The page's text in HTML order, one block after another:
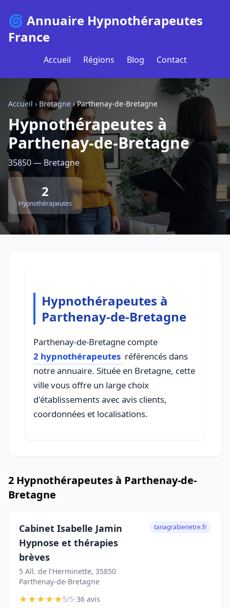
🌀 Annuaire Hypnothérapeutes
France
Accueil Régions Blog Contact
Accueil › Bretagne ›Parthenay-de-Bretagne
Hypnothérapeutes à
Parthenay-de-Bretagne
35850 — Bretagne
2
Hypnothérapeutes
Hypnothérapeutes à
Parthenay-de-Bretagne
Parthenay-de-Bretagne compte
2 hypnothérapeutes référencés dans
notre annuaire. Située en Bretagne, cette
ville vous offre un large choix
d'établissements avec avis clients,
coordonnées et localisations.
2 Hypnothérapeutes à Parthenay-de-
Bretagne
Cabinet Isabelle Jamin
Hypnose et thérapies
brèves
5 All. de l'Herminette, 35850
Parthenay-de-Bretagne
tanagrabienetre.fr
★★★★★5/5•36 avis